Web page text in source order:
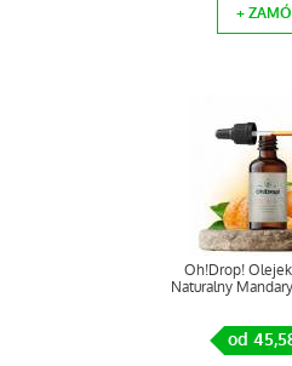
+
Oh!Drop!
Naturalny
od